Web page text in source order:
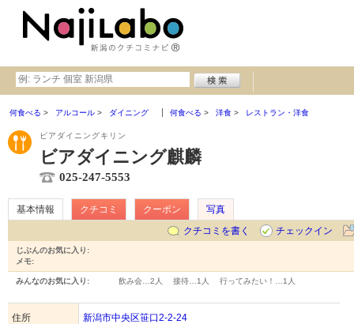
何食べる アルコール ダイニング 何食べる 洋食 レストラン・洋食
ビアダイニングキリン
ビアダイニング麒麟
025-247-5553
基本情報 クチコミ クーポン
写真
クチコミを書く
チェックイン
じぶんのお気に入り:
メモ:
みんなのお気に入り: 飲み会… 2人 接待… 1人 行ってみたい！… 1人
住所 新潟市中央区笹口2-2-24